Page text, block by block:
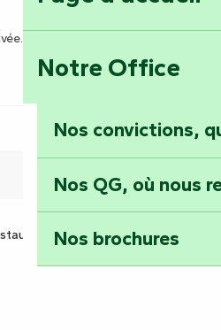
Notre Office
Nos convictions,
Nos QG, où nous
Nos brochures
Arrivée à partir de 17 heures.